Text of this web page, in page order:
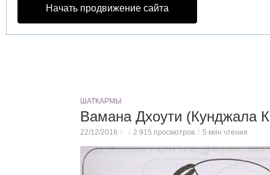
Начать продвижение сайта
ШАТКАРМЫ
Вамана Дхоути (Кунджала
22/12/2016 2 915 просмотров 5 мин чтения